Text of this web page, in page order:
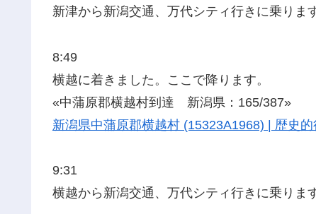
新津から新潟交通、万代シティ行きに乗ります
8:49
横越に着きました。ここで降ります。
«中蒲原郡横越村到達 新潟県：165/387»
新潟県中蒲原郡横越村 (15323A1968) | 歴史
9:31
横越から新潟交通、万代シティ行きに乗ります